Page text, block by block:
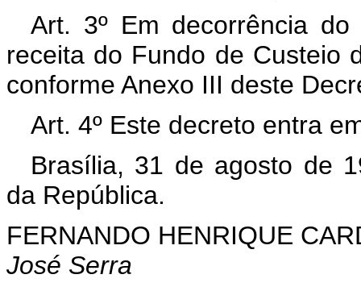
Art. 3º Em decorrência
receita do Fundo de Custeio
conforme Anexo III deste
Art. 4º Este decreto entra
Brasília, 31 de agosto de
da República.
FERNANDO HENRIQUE
José Serra